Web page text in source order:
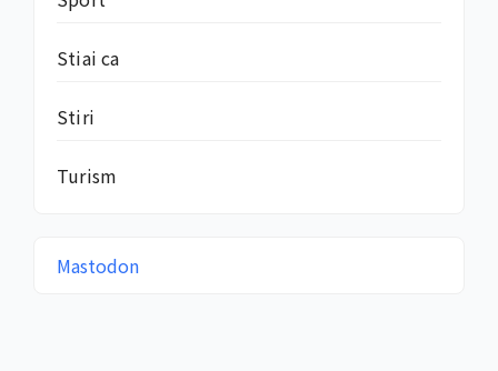
Stiai ca
Stiri
Turism
Mastodon